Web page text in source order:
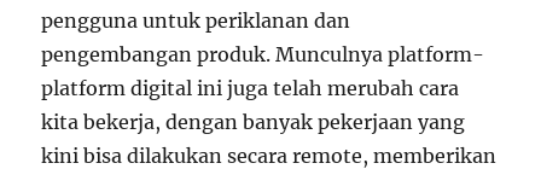
pengguna untuk periklanan dan
pengembangan produk. Munculnya platform-
platform digital ini juga telah merubah cara
kita bekerja, dengan banyak pekerjaan yang
kini bisa dilakukan secara remote, memberikan